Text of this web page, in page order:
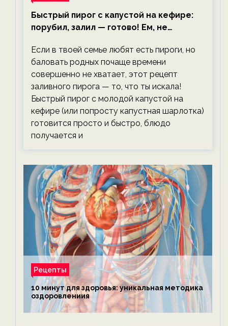
Быстрый пирог с капустой на кефире:
порубил, залил — готово! Ем, не
Если в твоей семье любят есть пироги, но
баловать родных почаще времени
совершенно не хватает, этот рецепт
заливного пирога — то, что ты искала!
Быстрый пирог с молодой капустой на
кефире (или попросту капустная шарлотка)
готовится просто и быстро, блюдо
получается и
Рецепты
10 минут для здоровья: уникальная методика
оздоровлениия